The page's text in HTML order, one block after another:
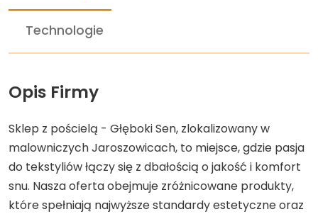
Technologie
Opis Firmy
Sklep z pościelą - Głęboki Sen, zlokalizowany w
malowniczych Jaroszowicach, to miejsce, gdzie pasja
do tekstyliów łączy się z dbałością o jakość i komfort
snu. Nasza oferta obejmuje zróżnicowane produkty,
które spełniają najwyższe standardy estetyczne oraz